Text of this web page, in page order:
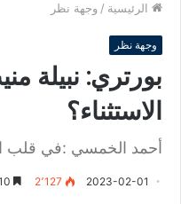
الرئيسية / وجهة نظر
وجهة نظر
بورتري: نبيلة
الاستثناء؟
أحمد الخمسي :في قلب
2023-02-01 2٬127